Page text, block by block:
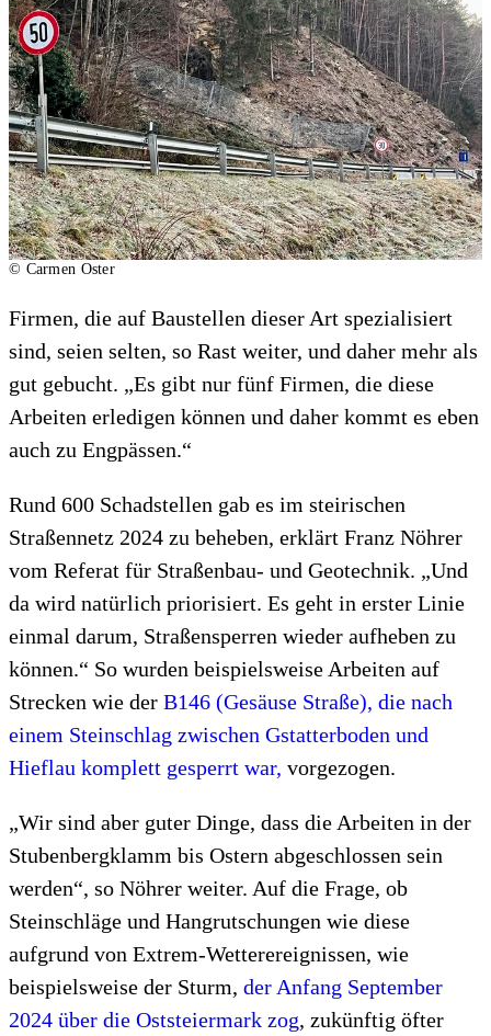
© Carmen Oster
Firmen, die auf Baustellen dieser Art spezialisiert
sind, seien selten, so Rast weiter, und daher mehr als
gut gebucht. „Es gibt nur fünf Firmen, die diese
Arbeiten erledigen können und daher kommt es eben
auch zu Engpässen.“
Rund 600 Schadstellen gab es im steirischen
Straßennetz 2024 zu beheben, erklärt Franz Nöhrer
vom Referat für Straßenbau- und Geotechnik. „Und
da wird natürlich priorisiert. Es geht in erster Linie
einmal darum, Straßensperren wieder aufheben zu
können.“ So wurden beispielsweise Arbeiten auf
Strecken wie der B146 (Gesäuse Straße), die nach
einem Steinschlag zwischen Gstatterboden und
Hieflau komplett gesperrt war, vorgezogen.
„Wir sind aber guter Dinge, dass die Arbeiten in der
Stubenbergklamm bis Ostern abgeschlossen sein
werden“, so Nöhrer weiter. Auf die Frage, ob
Steinschläge und Hangrutschungen wie diese
aufgrund von Extrem-Wetterereignissen, wie
beispielsweise der Sturm, der Anfang September
2024 über die Oststeiermark zog, zukünftig öfter